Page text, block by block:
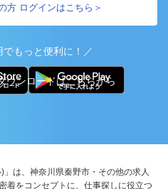
方 ログインはこちら＞
でもっと便利に！／
ウンロードはこちらから
」は、神奈川県秦野市・その他の求人
着をコンセプトに、仕事探しに役立つ